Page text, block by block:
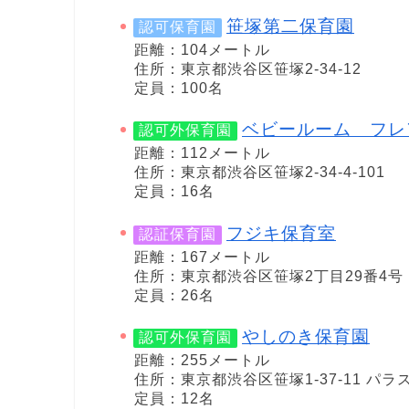
認可保育園 笹塚第二保育園
距離：104メートル
住所：東京都渋谷区笹塚2-34-12
定員：100名
認可外保育園 ベビールーム フレ
距離：112メートル
住所：東京都渋谷区笹塚2-34-4-101
定員：16名
認証保育園 フジキ保育室
距離：167メートル
住所：東京都渋谷区笹塚2丁目29番4号
定員：26名
認可外保育園 やしのき保育園
距離：255メートル
住所：東京都渋谷区笹塚1-37-11 パラ
定員：12名